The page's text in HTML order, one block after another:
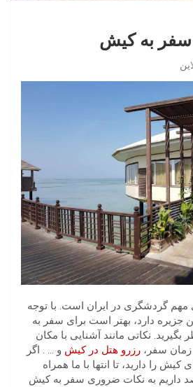
به کیش
گردشگری در ایران است. با توجه
جزیره دارد، بهتر است برای سفر به
بگیرید. نکاتی مانند آشنایی با مکان
سفر، رزرو هتل در کیش و … . اگر
را دارید، تا انتها با ما همراه
داریم به نکات ضروری سفر به کیش